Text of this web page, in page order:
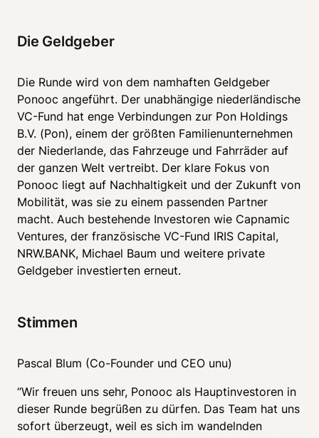
Die Geldgeber
Die Runde wird von dem namhaften Geldgeber
Ponooc angeführt. Der unabhängige niederländische
VC-Fund hat enge Verbindungen zur Pon Holdings
B.V. (Pon), einem der größten Familienunternehmen
der Niederlande, das Fahrzeuge und Fahrräder auf
der ganzen Welt vertreibt. Der klare Fokus von
Ponooc liegt auf Nachhaltigkeit und der Zukunft von
Mobilität, was sie zu einem passenden Partner
macht. Auch bestehende Investoren wie Capnamic
Ventures, der französische VC-Fund IRIS Capital,
NRW.BANK, Michael Baum und weitere private
Geldgeber investierten erneut.
Stimmen
Pascal Blum (Co-Founder und CEO unu)
“Wir freuen uns sehr, Ponooc als Hauptinvestoren in
dieser Runde begrüßen zu dürfen. Das Team hat uns
sofort überzeugt, weil es sich im wandelnden